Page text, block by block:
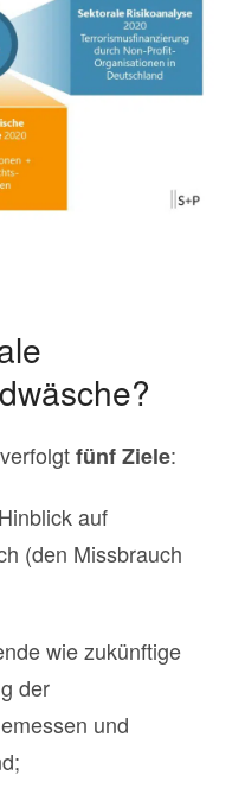
fünf Ziele:
auf
(den Missbrauch
wie zukünftige
der
und